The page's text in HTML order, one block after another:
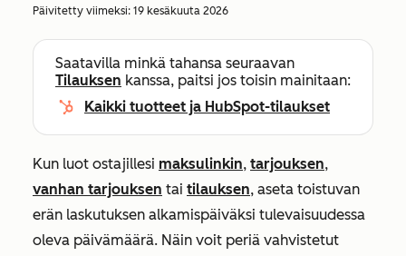
Päivitetty viimeksi: 19 kesäkuuta 2026
Saatavilla minkä tahansa seuraavan
Tilauksen kanssa, paitsi jos toisin mainitaan:
Kaikki tuotteet ja HubSpot-tilaukset
Kun luot ostajillesi maksulinkin, tarjouksen,
vanhan tarjouksen tai tilauksen, aseta toistuvan
erän laskutuksen alkamispäiväksi tulevaisuudessa
oleva päivämäärä. Näin voit periä vahvistetut